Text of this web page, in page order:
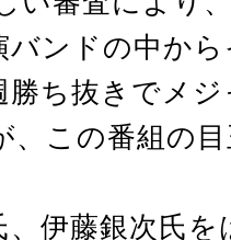
バンドの中か
勝ち抜きでメ
、この番組の
、伊藤銀次氏